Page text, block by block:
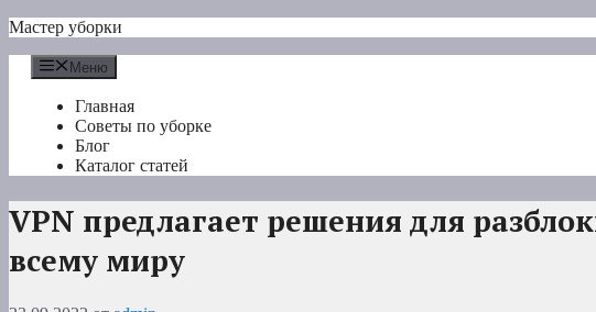
Перейти
содержимому
Мастер уборки
Меню
Главная
Советы по уборке
Блог
Каталог статей
VPN предлагает решения для
всему миру